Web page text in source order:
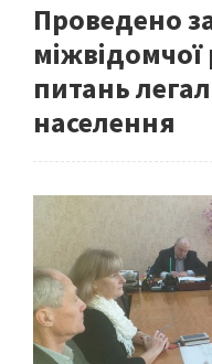
Проведено
міжвідомчої
питань
населення